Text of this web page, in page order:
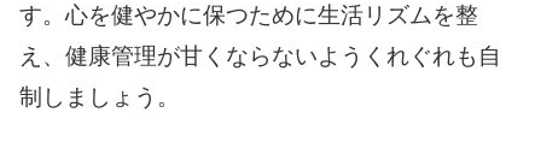
す。心を健やかに保つために生活リズムを整
え、健康管理が甘くならないようくれぐれも自
制しましょう。